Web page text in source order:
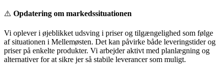
Videre
indhold
⚠️ Opdatering om markedssituationen
Vi oplever i øjeblikket udsving i priser og tilgængelighed som følge
af situationen i Mellemøsten. Det kan påvirke både leveringstider og
priser på enkelte produkter. Vi arbejder aktivt med planlægning og
alternativer for at sikre jer så stabile leverancer som muligt.